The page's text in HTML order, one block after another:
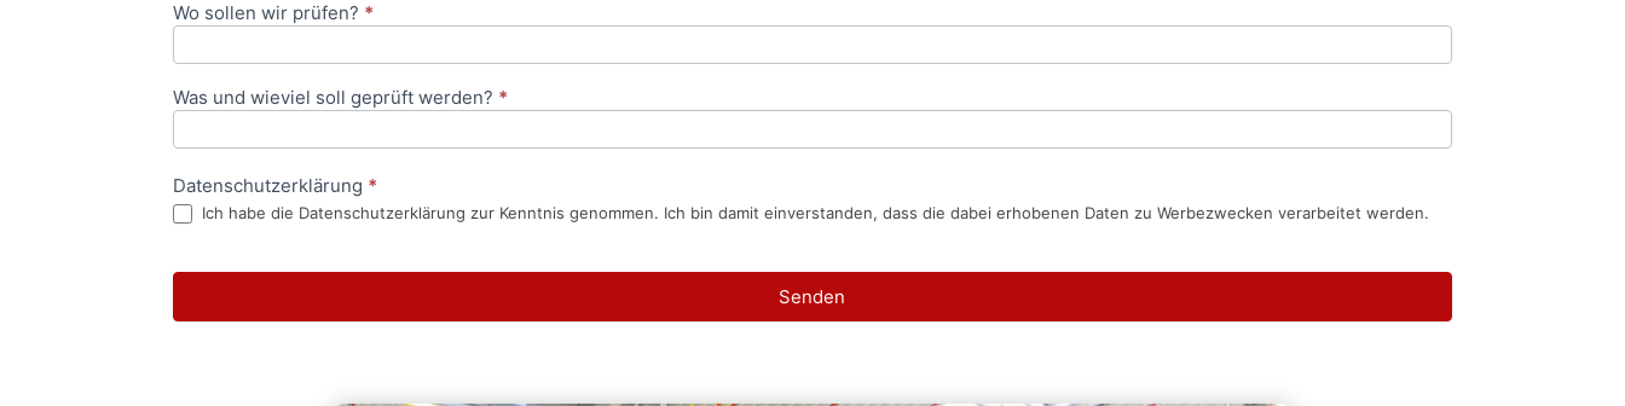
Wo sollen wir prüfen? *
Was und wieviel soll geprüft werden? *
Datenschutzerklärung *
Ich habe die Datenschutzerklärung zur Kenntnis genommen. Ich bin damit einverstanden, dass die dabei erhobenen Daten zu Werbezwecken verarbeitet werden.
Senden